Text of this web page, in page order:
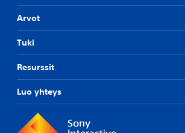
Arvot
Tuki
Resurssit
Luo yhteys